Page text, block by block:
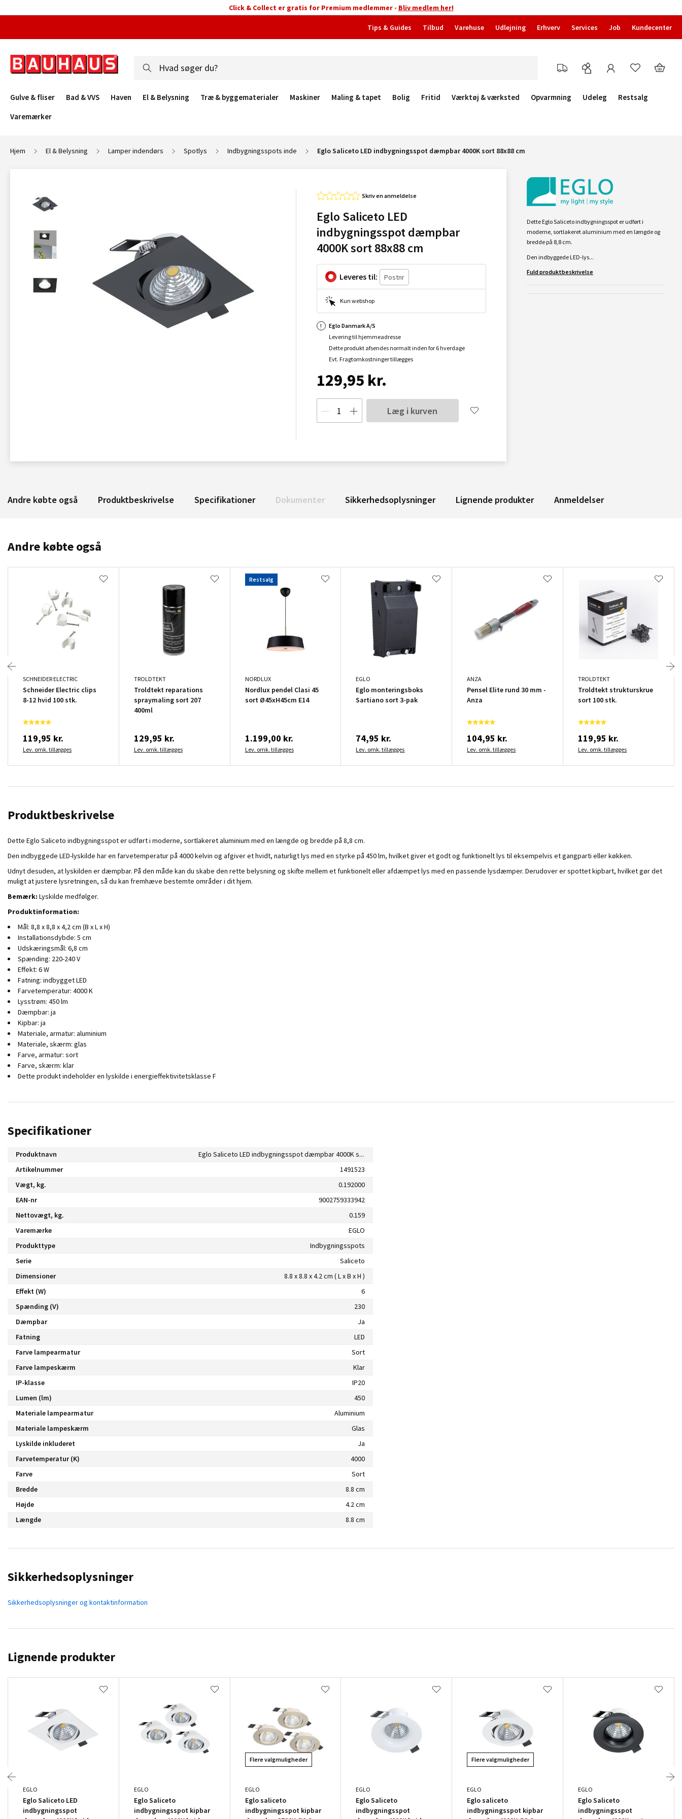
Click & Collect er gratis for Premium medlemmer - Bliv medlem her!
Tips & Guides Tilbud Varehuse Udlejning Erhverv Services Job Kundecenter
Gulve & fliser Bad & VVS Haven El & Belysning Træ & byggematerialer Maskiner Maling & tapet Bolig Fritid Værktøj & værksted Opvarmning Udeleg
Restsalg
Varemærker
Hjem El & Belysning Lamper indendørs Spotlys Indbygningsspots inde Eglo Saliceto LED indbygningsspot dæmpbar 4000K sort 88x88 cm
Skriv en anmeldelse
Eglo Saliceto LED
indbygningsspot dæmpbar
4000K sort 88x88 cm
Leveres til:
Kun webshop
Eglo Danmark A/S
Levering til hjemmeadresse
Dette produkt afsendes normalt inden for 6 hverdage
Evt. Fragtomkostninger tillægges
129,95 kr.
Læg i kurven
Dette Eglo Saliceto indbygningsspot er udført i
moderne, sortlakeret aluminium med en længde og
bredde på 8,8 cm.
Den indbyggede LED-lys...
Fuld produktbeskrivelse
Andre købte også Produktbeskrivelse Specifikationer Dokumenter Sikkerhedsoplysninger Lignende produkter Anmeldelser
Andre købte også
SCHNEIDER ELECTRIC
Schneider Electric clips
8-12 hvid 100 stk.
119,95 kr.
Lev. omk. tillægges
TROLDTEKT
Troldtekt reparations
spraymaling sort 207
400ml
129,95 kr.
Lev. omk. tillægges
Restsalg
NORDLUX
Nordlux pendel Clasi 45
sort Ø45xH45cm E14
1.199,00 kr.
Lev. omk. tillægges
EGLO
Eglo monteringsboks
Sartiano sort 3-pak
74,95 kr.
Lev. omk. tillægges
ANZA
Pensel Elite rund 30 mm -
Anza
104,95 kr.
Lev. omk. tillægges
TROLDTEKT
Troldtekt strukturskrue
sort 100 stk.
119,95 kr.
Lev. omk. tillægges
Produktbeskrivelse
Dette Eglo Saliceto indbygningsspot er udført i moderne, sortlakeret aluminium med en længde og bredde på 8,8 cm.
Den indbyggede LED-lyskilde har en farvetemperatur på 4000 kelvin og afgiver et hvidt, naturligt lys med en styrke på 450 lm, hvilket giver et godt og funktionelt lys til eksempelvis et gangparti eller køkken.
Udnyt desuden, at lyskilden er dæmpbar. På den måde kan du skabe den rette belysning og skifte mellem et funktionelt eller afdæmpet lys med en passende lysdæmper. Derudover er spottet kipbart, hvilket gør det
muligt at justere lysretningen, så du kan fremhæve bestemte områder i dit hjem.
Bemærk: Lyskilde medfølger.
Produktinformation:
Mål: 8,8 x 8,8 x 4,2 cm (B x L x H)
Installationsdybde: 5 cm
Udskæringsmål: 6,8 cm
Spænding: 220-240 V
Effekt: 6 W
Fatning: indbygget LED
Farvetemperatur: 4000 K
Lysstrøm: 450 lm
Dæmpbar: ja
Kipbar: ja
Materiale, armatur: aluminium
Materiale, skærm: glas
Farve, armatur: sort
Farve, skærm: klar
Dette produkt indeholder en lyskilde i energieffektivitetsklasse F
Specifikationer
Produktnavn
Eglo Saliceto LED indbygningsspot dæmpbar 4000K sort 88x88 cm
Artikelnummer
1491523
Vægt, kg.
0.192000
EAN-nr
9002759333942
Nettovægt, kg.
0.159
Varemærke
EGLO
Produkttype
Indbygningsspots
Serie
Saliceto
Dimensioner
8.8 x 8.8 x 4.2 cm ( L x B x H )
Effekt (W)
6
Spænding (V)
230
Dæmpbar
Ja
Fatning
LED
Farve lampearmatur
Sort
Farve lampeskærm
Klar
IP-klasse
IP20
Lumen (lm)
450
Materiale lampearmatur
Aluminium
Materiale lampeskærm
Glas
Lyskilde inkluderet
Ja
Farvetemperatur (K)
4000
Farve
Sort
Bredde
8.8 cm
Højde
4.2 cm
Længde
8.8 cm
Sikkerhedsoplysninger
Sikkerhedsoplysninger og kontaktinformation
Lignende produkter
EGLO
Eglo Saliceto LED
indbygningsspot
EGLO
Eglo Saliceto
indbygningsspot kipbar
Flere valgmuligheder
EGLO
Eglo saliceto
indbygningsspot kipbar
EGLO
Eglo Saliceto
indbygningsspot
Flere valgmuligheder
EGLO
Eglo saliceto
indbygningsspot kipbar
EGLO
Eglo Saliceto
indbygningsspot